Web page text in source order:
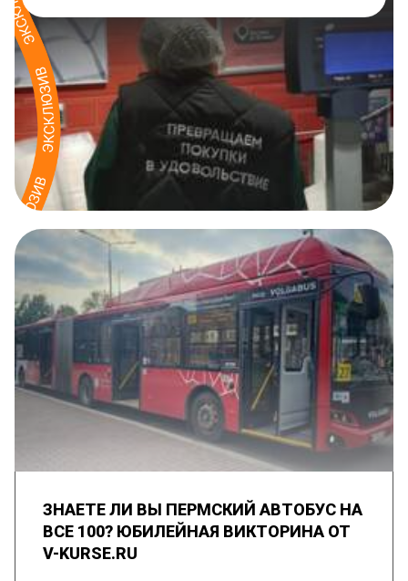
ЗНАЕТЕ ЛИ ВЫ ПЕРМСКИЙ АВТОБУС НА
ВСЕ 100? ЮБИЛЕЙНАЯ ВИКТОРИНА ОТ
V-KURSE.RU